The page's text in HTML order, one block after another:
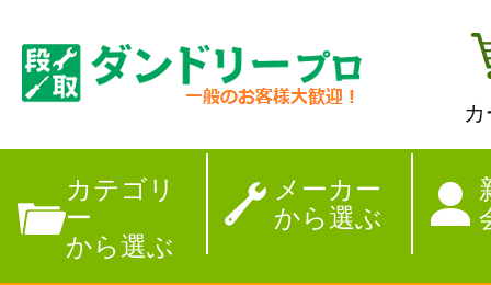
カテゴリ
ー
から選ぶ
メーカー
から選ぶ
【夏季休暇のお